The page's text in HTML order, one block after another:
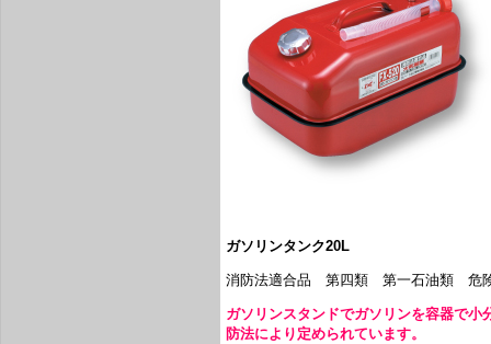
ガソリンタンク20L
消防法適合品 第四類 第一石油類 危
ガソリンスタンドでガソリンを容器で
防法により定められています。